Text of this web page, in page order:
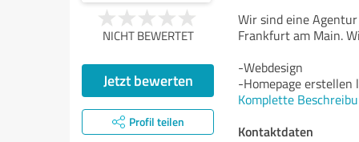
NICHT BEWERTET
Jetzt bewerten
Profil teilen
Wir sind eine
Frankfurt am Main.
-Webdesign
-Homepage erstellen
Komplette
Kontaktdaten